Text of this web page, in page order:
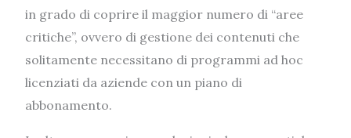
in grado di coprire il maggior numero di “aree
critiche”, ovvero di gestione dei contenuti che
solitamente necessitano di programmi ad hoc
licenziati da aziende con un piano di
abbonamento.